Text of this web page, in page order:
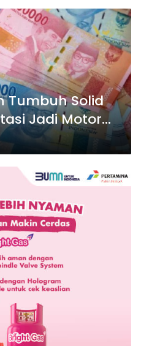
Tumbuh Solid
Jadi Motor